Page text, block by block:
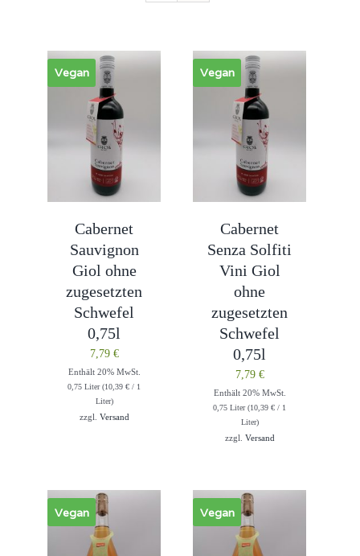
Vegan
Cabernet
Sauvignon
Giol ohne
zugesetzten
Schwefel
0,75l
7,79 €
Enthält 20% MwSt.
0,75 Liter (10,39€ / 1
Liter)
zzgl. Versand
Vegan
Cabernet
Senza Solfiti
Vini Giol
ohne
zugesetzten
Schwefel
0,75l
7,79 €
Enthält 20% MwSt.
0,75 Liter (10,39€ / 1
Liter)
zzgl. Versand
Vegan Vegan